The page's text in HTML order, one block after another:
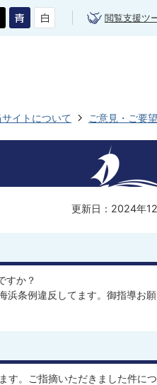
閲覧支援ツ
サイトについて ご意見・ご要望
更新日：2024年
すか？
浜条例違反してます。御指導お
す。ご指摘いただきました件に